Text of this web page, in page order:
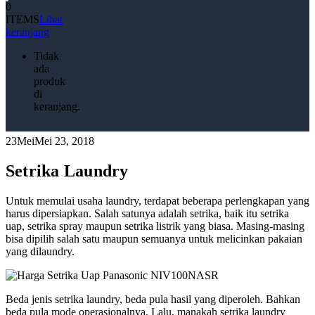
0
ITEMSLihat
keranjang
Tidak
ada
produk
di
keranjang.
23MeiMei 23, 2018
Setrika Laundry
Untuk memulai usaha laundry, terdapat beberapa perlengkapan yang
harus dipersiapkan. Salah satunya adalah setrika, baik itu setrika
uap, setrika spray maupun setrika listrik yang biasa. Masing-masing
bisa dipilih salah satu maupun semuanya untuk melicinkan pakaian
yang dilaundry.
Beda jenis setrika laundry, beda pula hasil yang diperoleh. Bahkan
beda pula mode operasionalnya. Lalu, manakah setrika laundry